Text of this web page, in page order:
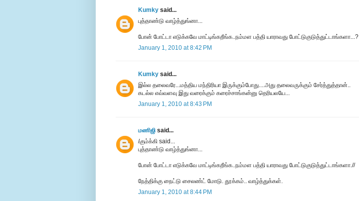
Kumky said...
புத்தாண்டு வாழ்த்துங்னா...
போன் போட்டா எடுக்கவே மாட்டிங்கறீங்க..நம்மள பத்தி யாராவது போட்டுகுடுத்துட்டாங்களா...?
January 1, 2010 at 8:42 PM
Kumky said...
இல்ல தலைவரே...மத்திய மந்திரியா இருக்கும்போது....அது தலைவருக்கும் சேர்த்துத்தான்..
கடல்ல எவ்வளவு இது வரைக்கும் கரைச்சாங்கன்னு தெரியலயே...
January 1, 2010 at 8:43 PM
மணிஜி said...
/கும்க்கி said...
புத்தாண்டு வாழ்த்துங்னா...
போன் போட்டா எடுக்கவே மாட்டிங்கறீங்க..நம்மள பத்தி யாராவது போட்டுகுடுத்துட்டாங்களா.//
நேத்திக்கு நைட்டு சைலண்ட் மோடு. தூக்கம்.. வாழ்த்துக்கள்.
January 1, 2010 at 8:44 PM